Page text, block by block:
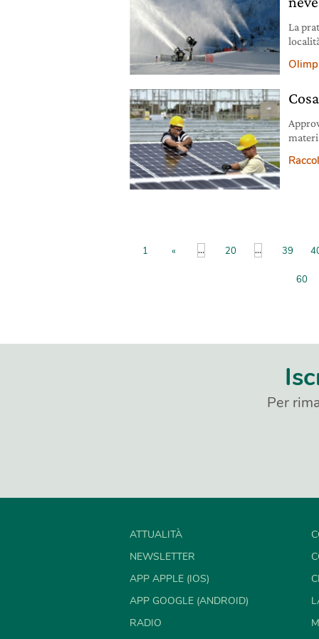
La
1 « ... 20 ... 39
60
Per
ATTUALITÀ
NEWSLETTER
APP APPLE (IOS)
APP GOOGLE (ANDROID)
RADIO